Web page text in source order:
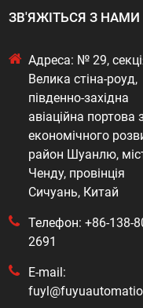
ЗВ'ЯЖІТЬСЯ З НАМИ
Адреса: № 29,
Велика стіна-роуд,
південно-західна
авіаційна портова
економічного
район Шуанлю,
Ченду, провінція
Сичуань, Китай
Телефон: +86-138-
2691
E-mail: